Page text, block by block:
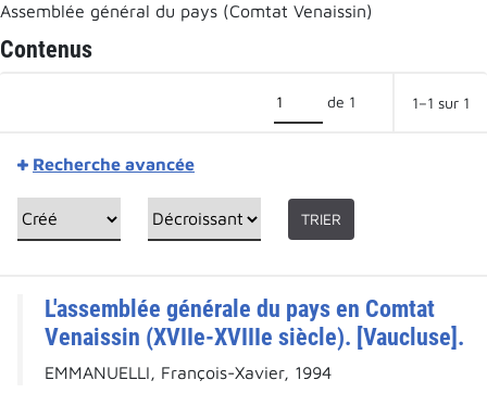
Assemblée général du pays (Comtat Venaissin)
Contenus
de 1 1–1 sur 1
Recherche avancée
TRIER
L'assemblée générale du pays en Comtat
Venaissin (XVIIe-XVIIIe siècle). [Vaucluse].
EMMANUELLI, François-Xavier, 1994